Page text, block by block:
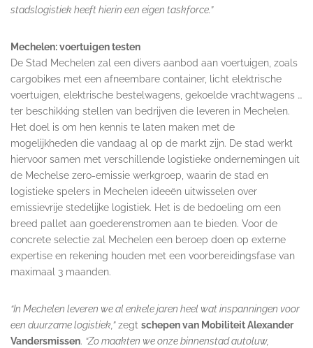
stadslogistiek heeft hierin een eigen taskforce.”
Mechelen: voertuigen testen
De Stad Mechelen zal een divers aanbod aan voertuigen, zoals
cargobikes met een afneembare container, licht elektrische
voertuigen, elektrische bestelwagens, gekoelde vrachtwagens …
ter beschikking stellen van bedrijven die leveren in Mechelen.
Het doel is om hen kennis te laten maken met de
mogelijkheden die vandaag al op de markt zijn. De stad werkt
hiervoor samen met verschillende logistieke ondernemingen uit
de Mechelse zero-emissie werkgroep, waarin de stad en
logistieke spelers in Mechelen ideeën uitwisselen over
emissievrije stedelijke logistiek. Het is de bedoeling om een
breed pallet aan goederenstromen aan te bieden. Voor de
concrete selectie zal Mechelen een beroep doen op externe
expertise en rekening houden met een voorbereidingsfase van
maximaal 3 maanden.
“In Mechelen leveren we al enkele jaren heel wat inspanningen voor
een duurzame logistiek,”zegt schepen van Mobiliteit Alexander
Vandersmissen. “Zo maakten we onze binnenstad autoluw,